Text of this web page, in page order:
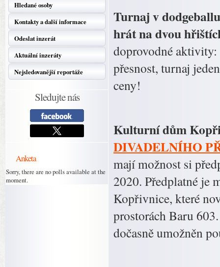
Hledané osoby
Kontakty a další informace
Odeslat inzerát
Aktuální inzeráty
Nejsledovanější reportáže
Sledujte nás
Anketa
Sorry, there are no polls available at the
moment.
Turnaj v
hrát na dvou
doprovodné aktivity:
přesnost, turnaj
ceny!
Kulturní dům
DIVADELNÍHO
mají možnost si
2020. Předplatné je
Kopřivnice, které
prostorách Baru
dočasně umožněn